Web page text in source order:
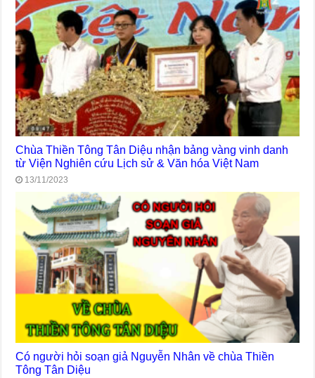
Chùa Thiền Tông Tân Diệu nhận bảng vàng vinh danh
từ Viện Nghiên cứu Lịch sử & Văn hóa Việt Nam
13/11/2023
Có người hỏi soạn giả Nguyễn Nhân về chùa Thiền
Tông Tân Diệu